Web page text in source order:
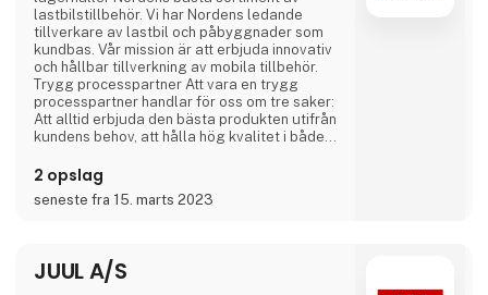
lastbilstillbehör. Vi har Nordens ledande
tillverkare av lastbil och påbyggnader som
kundbas. Vår mission är att erbjuda innovativ
och hållbar tillverkning av mobila tillbehör.
Trygg processpartner Att vara en trygg
processpartner handlar för oss om tre saker:
Att alltid erbjuda den bästa produkten utifrån
kundens behov, att hålla hög kvalitet i både
tid. Vi är ISO9001 och ISO14001 certifierade.
Team up with the best
2 opslag
seneste fra 15. marts 2023
JUUL A/S